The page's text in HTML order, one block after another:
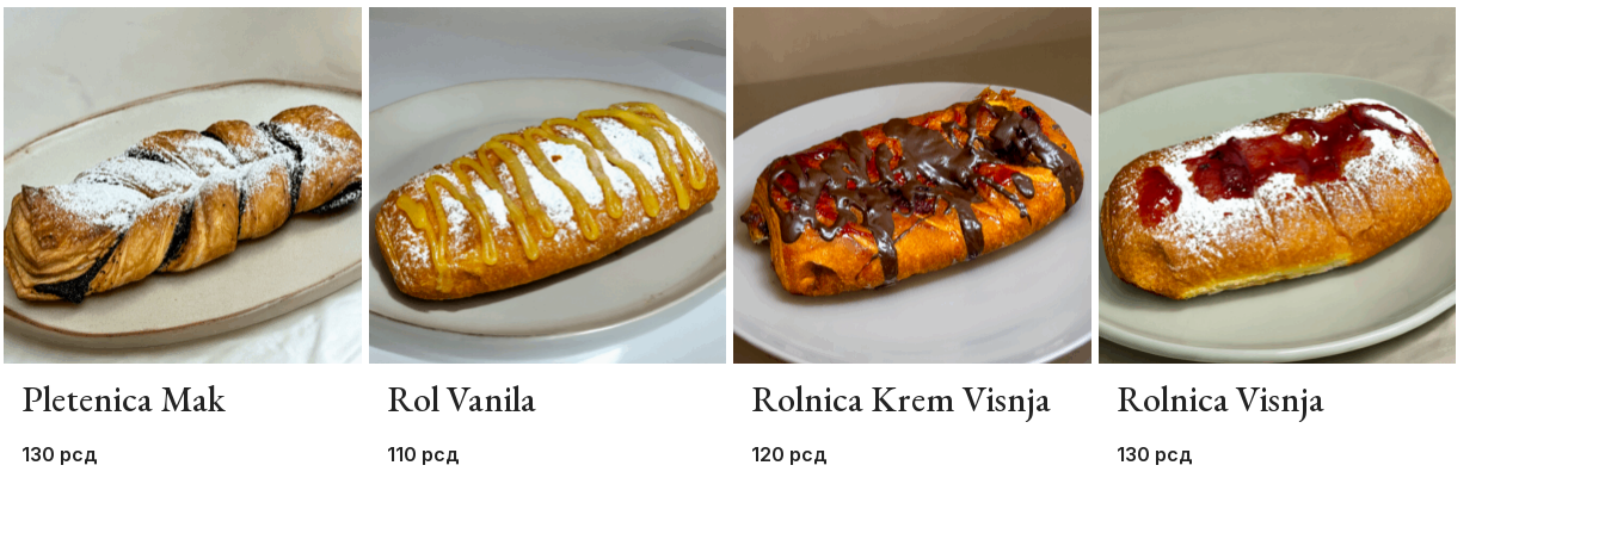
Pletenica Mak
130 рсд
Rol Vanila
110 рсд
Rolnica Krem Visnja
120 рсд
Rolnica Visnja
130 рсд